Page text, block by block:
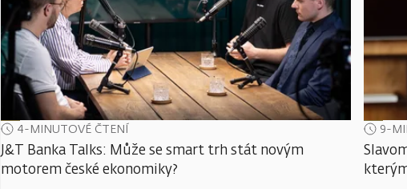
4-MINUTOVÉ ČTENÍ
J&T Banka Talks: Může se smart trh stát novým
motorem české ekonomiky?
9-